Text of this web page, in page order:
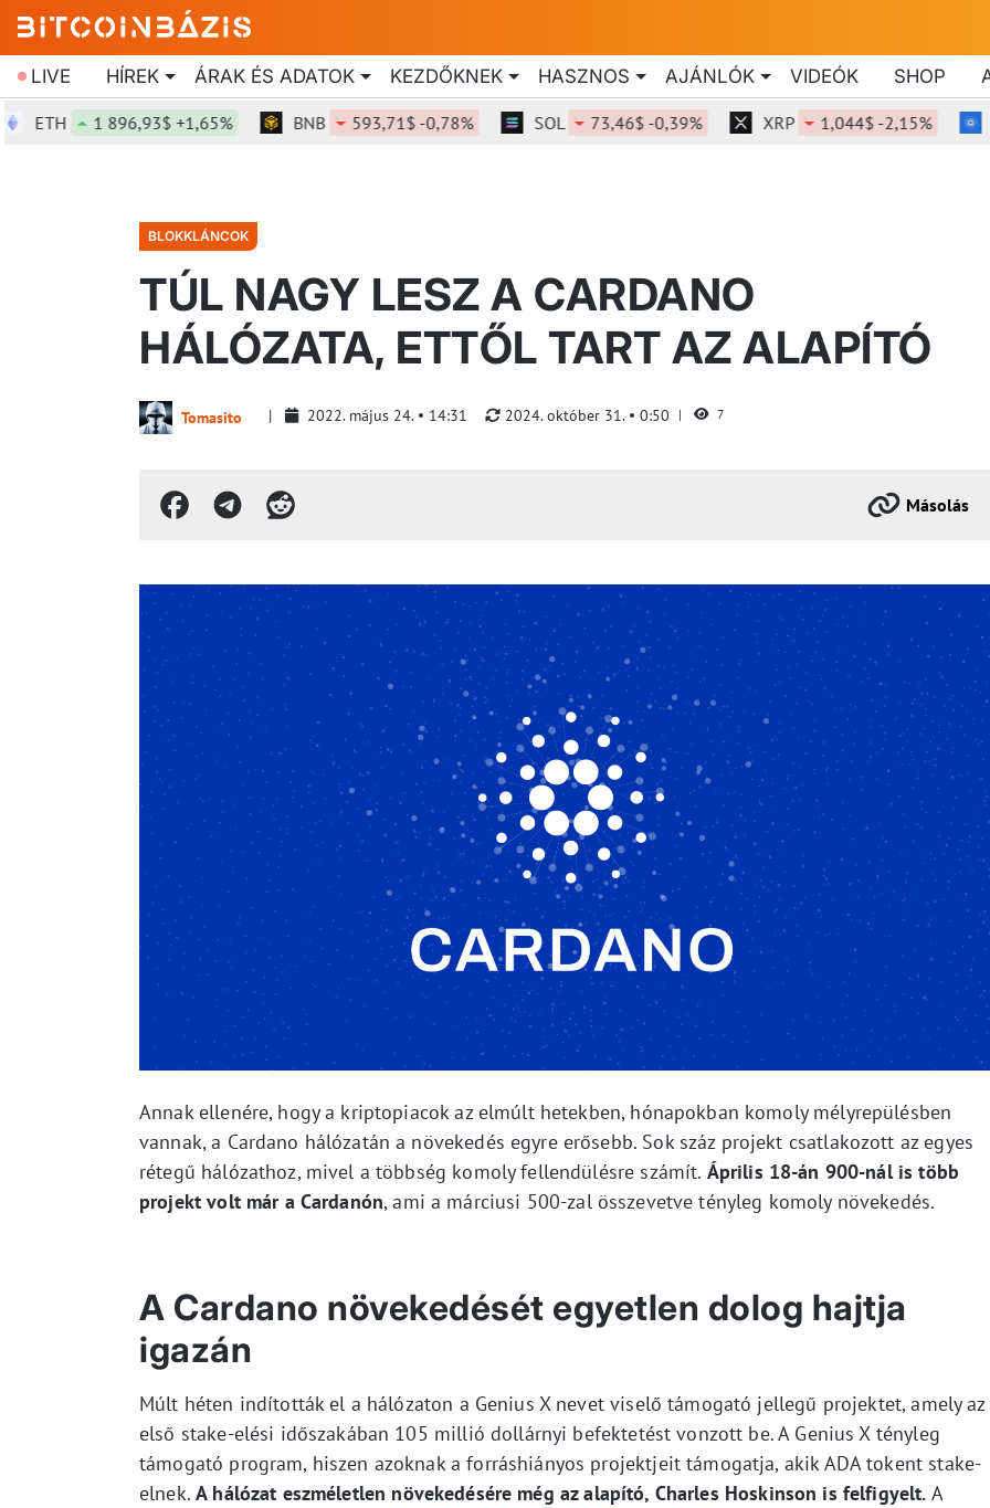
LIVE HÍREK ÁRAK ÉS ADATOK KEZDŐKNEK HASZNOS AJÁNLÓK VIDEÓK SHOP
1 896,93$ +1,65% BNB 593,71$ -0,78% SOL 73,46$ -0,39% XRP 1,044$ -2,15% ADA
BLOKKLÁNCOK
TÚL NAGY LESZ A CARDANO
HÁLÓZATA, ETTŐL TART AZ ALAPÍTÓ
Tomasito 2022. május 24. 14:31 2024. október 31. 0:50 7
Másolás
Annak ellenére, hogy a kriptopiacok az elmúlt hetekben, hónapokban komoly mélyrepülésben
vannak, a Cardano hálózatán a növekedés egyre erősebb. Sok száz projekt csatlakozott az egyes
rétegű hálózathoz, mivel a többség komoly fellendülésre számít. Április 18-án 900-nál is több
projekt volt már a Cardanón, ami a márciusi 500-zal összevetve tényleg komoly növekedés.
A Cardano növekedését egyetlen dolog hajtja
igazán
Múlt héten indították el a hálózaton a Genius X nevet viselő támogató jellegű projektet, amely az
első stake-elési időszakában 105 millió dollárnyi befektetést vonzott be. A Genius X tényleg
támogató program, hiszen azoknak a forráshiányos projektjeit támogatja, akik ADA tokent stake-
elnek.A hálózat eszméletlen növekedésére még az alapító, Charles Hoskinson is felfigyelt. A